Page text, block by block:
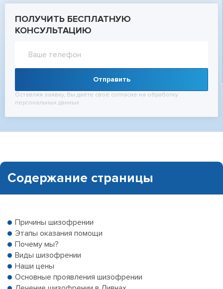
ПОЛУЧИТЬ БЕСПЛАТНУЮ
КОНСУЛЬТАЦИЮ
Отправить
Оставляя заявку, Вы даёте своё согласие на обработку
персональных данных
Содержание страницы
Причины шизофрении
Этапы оказания помощи
Почему мы?
Виды шизофрении
Наши цены
Основные проявления шизофрении